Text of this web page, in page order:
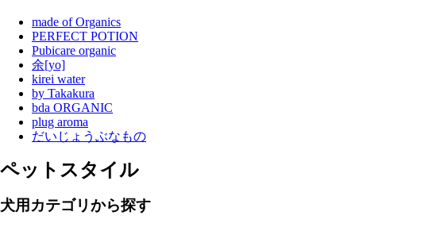
made of Organics
PERFECT POTION
Pubicare organic
余[yo]
kirei water
by Takakura
bda ORGANIC
plug aroma
だいじょうぶなもの
ペットスタイル
犬用カテゴリから探す